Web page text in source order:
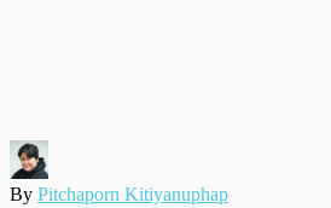
By Pitchaporn Kitiyanuphap